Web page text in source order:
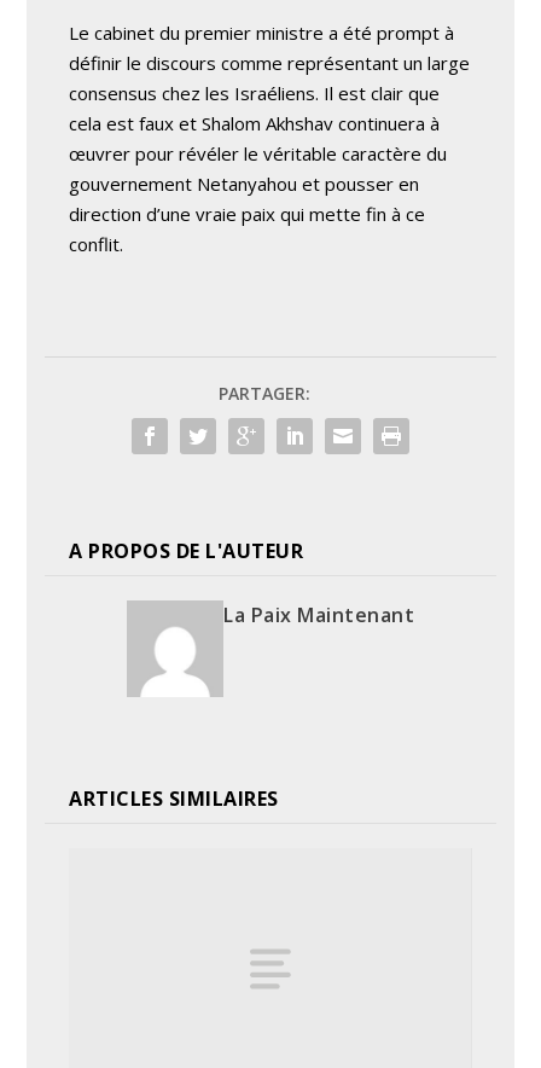
Le cabinet du premier ministre a été prompt à
définir le discours comme représentant un large
consensus chez les Israéliens. Il est clair que
cela est faux et Shalom Akhshav continuera à
œuvrer pour révéler le véritable caractère du
gouvernement Netanyahou et pousser en
direction d’une vraie paix qui mette fin à ce
conflit.
PARTAGER:
A PROPOS DE L'AUTEUR
La Paix Maintenant
ARTICLES SIMILAIRES